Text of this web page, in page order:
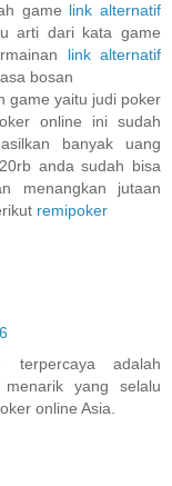
game link alternatif
arti dari kata game
link alternatif
bosan
game yaitu judi poker
online ini sudah
banyak uang
anda sudah bisa
menangkan jutaan
remipoker
adalah
menarik yang selalu
online Asia.